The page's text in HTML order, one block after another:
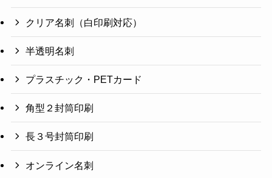
クリア名刺（白印刷対応）
半透明名刺
プラスチック・PETカード
角型２封筒印刷
長３号封筒印刷
オンライン名刺